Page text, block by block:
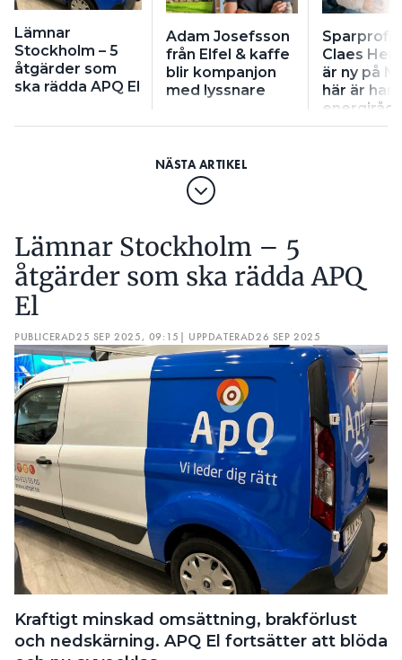
Lämnar
Stockholm – 5
åtgärder som
ska rädda APQ El
Adam Josefsson
från Elfel & kaffe
blir kompanjon
med lyssnare
Claes
är ny på
här är
energiråd
plånboken
Lämnar Stockholm – 5
åtgärder som ska rädda APQ
El
PUBLICERAD25 SEP 2025, 09:15 | UPPDATERAD26 SEP 2025
Kraftigt minskad omsättning, brakförlust
och nedskärning. APQ El fortsätter att blöda